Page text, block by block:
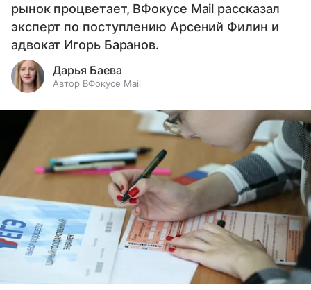
рынок процветает, ВФокусе Mail рассказал
эксперт по поступлению Арсений Филин и
адвокат Игорь Баранов.
Дарья Баева
Автор ВФокусе Mail